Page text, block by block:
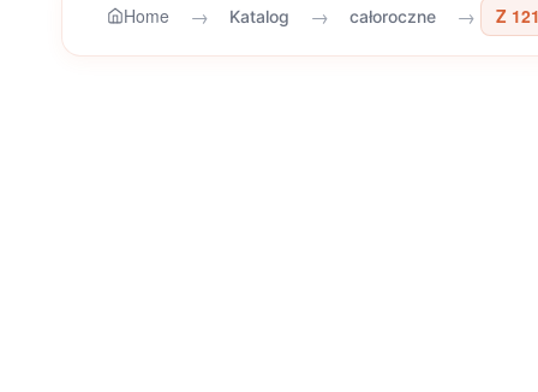
Home → Katalog → całoroczne → Z